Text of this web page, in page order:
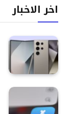
اخر الاخبار